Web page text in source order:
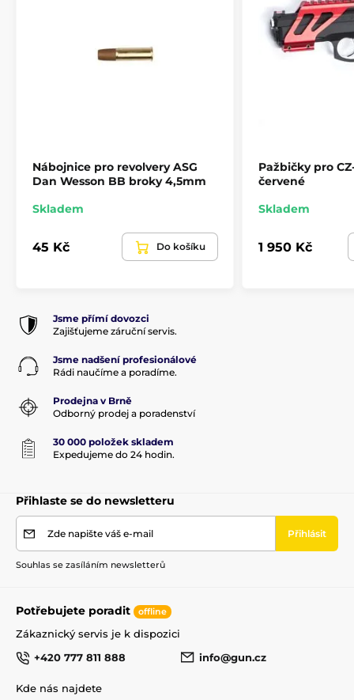
Nábojnice pro revolvery ASG
Dan Wesson BB broky 4,5mm
Skladem
45 Kč Do košíku
Pažbičky pro
červené
Skladem
1 950 Kč
Jsme přímí dovozci
Zajišťujeme záruční servis.
Jsme nadšení profesionálové
Rádi naučíme a poradíme.
Prodejna v Brně
Odborný prodej a poradenství
30 000 položek skladem
Expedujeme do 24 hodin.
Přihlaste se do newsletteru
Zde napište váš e-mail Přihlásit
Souhlas se zasíláním newsletterů
Potřebujete poradit offline
Zákaznický servis je k dispozici
+420 777 811 888
info@gun.cz
Kde nás najdete